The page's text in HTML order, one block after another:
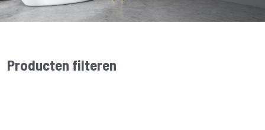
Producten filteren